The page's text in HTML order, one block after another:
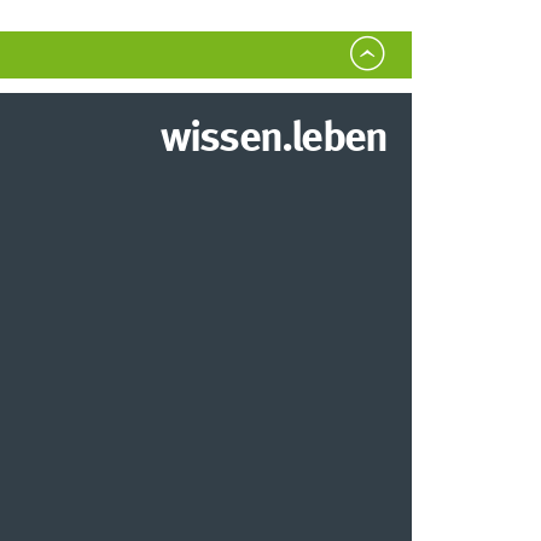
wissen.leben